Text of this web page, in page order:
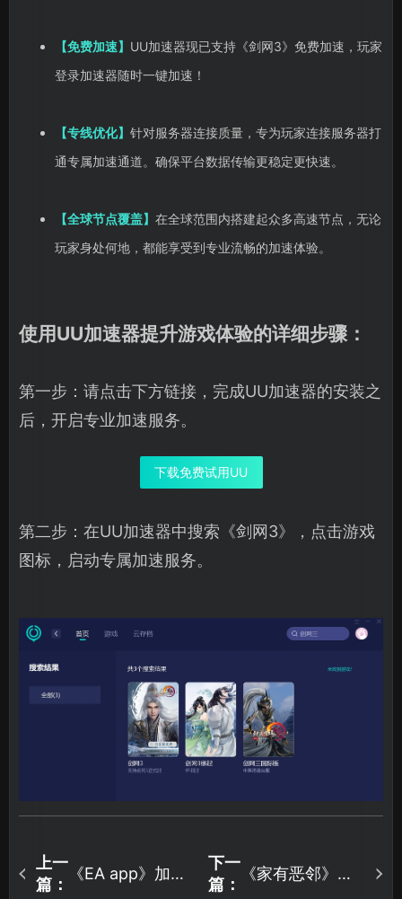
【免费加速】 UU加速器现已支持《剑网3》免费加速，玩家
登录加速器随时一键加速！
【专线优化】 针对服务器连接质量，专为玩家连接服务器打
通专属加速通道。确保平台数据传输更稳定更快速。
【全球节点覆盖】 在全球范围内搭建起众多高速节点，无论
玩家身处何地，都能享受到专业流畅的加速体验。
使用UU加速器提升游戏体验的详细步骤：
第一步：请点击下方链接，完成UU加速器的安装之
后，开启专业加速服务。
下载免费试用UU
第二步：在UU加速器中搜索《剑网3》，点击游戏
图标，启动专属加速服务。
上一
篇：
《EA app》加速
下一
篇：
《家有恶邻》联